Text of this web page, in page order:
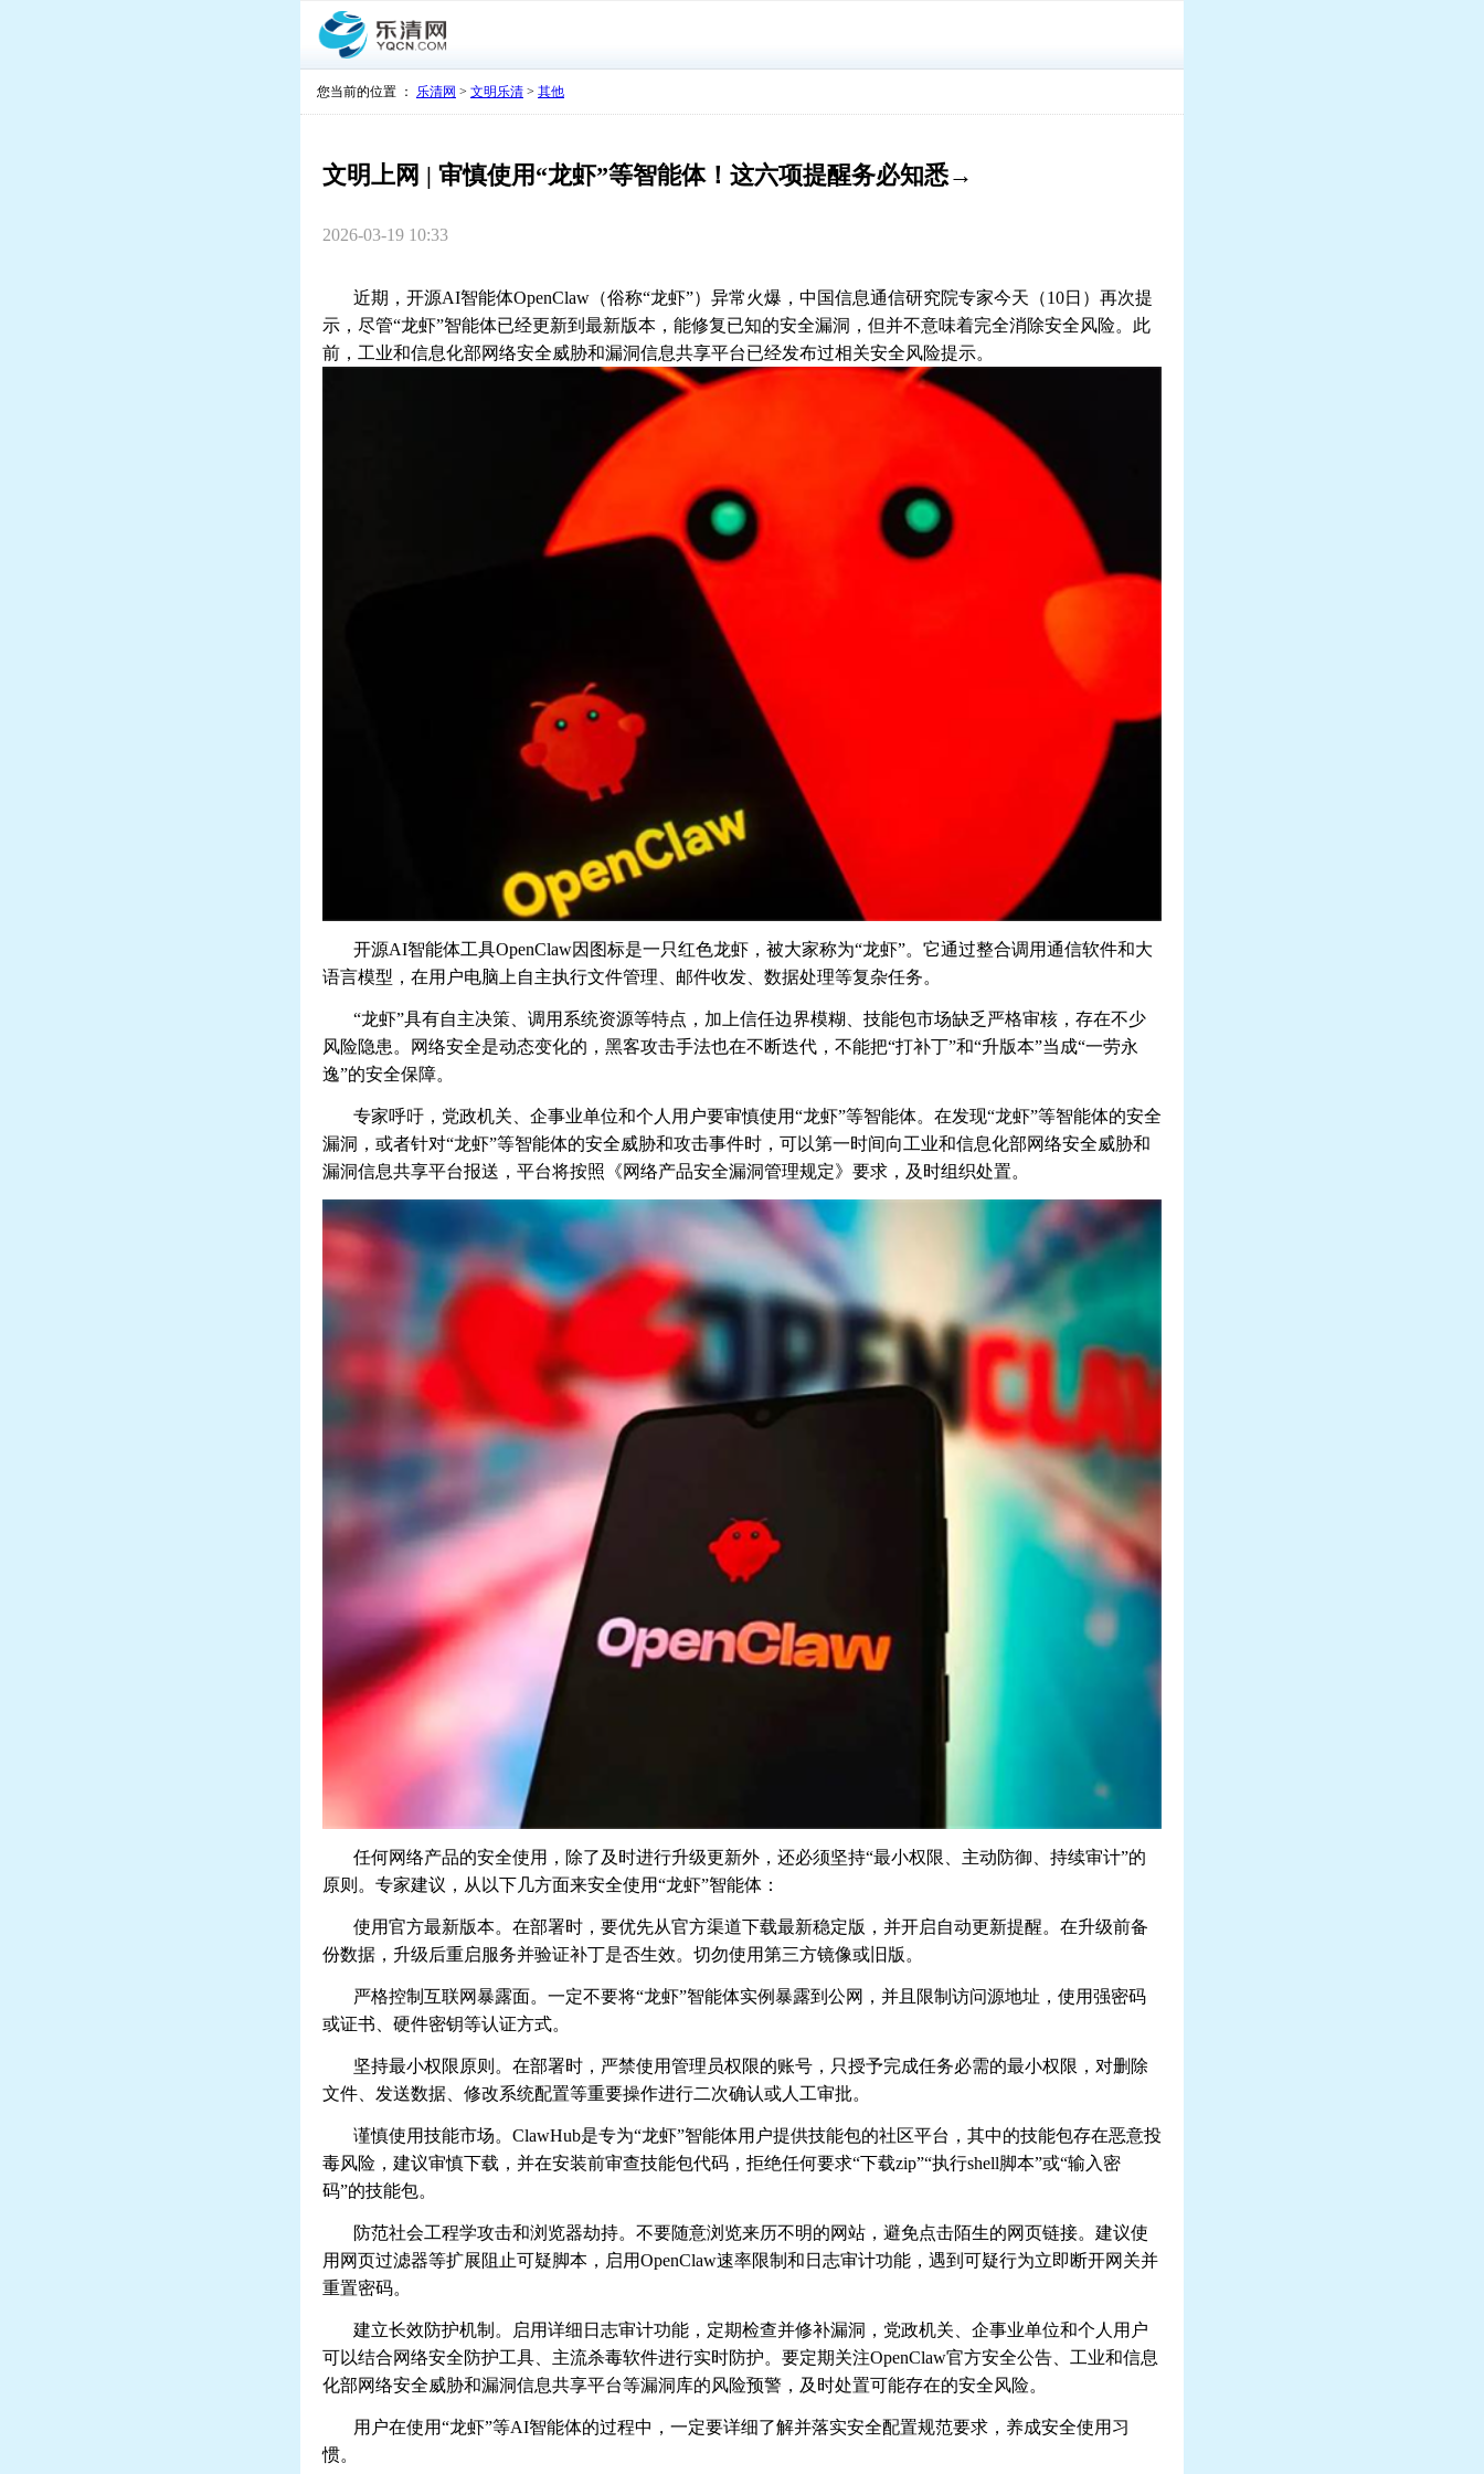
您当前的位置 ： 乐清网 > 文明乐清 > 其他
文明上网 | 审慎使用“龙虾”等智能体！这六项提醒务必知悉→
2026-03-19 10:33
近期，开源AI智能体OpenClaw （俗称“龙虾”）异常火爆，中国信息通信研究院专家今天（10日）再次提
示，尽管“龙虾”智能体已经更新到最新版本，能修复已知的安全漏洞，但并不意味着完全消除安全风险。此
前，工业和信息化部网络安全威胁和漏洞信息共享平台已经发布过相关安全风险提示。
开源AI智能体工具OpenClaw因图标是一只红色龙虾，被大家称为“龙虾”。它通过整合调用通信软件和大
语言模型，在用户电脑上自主执行文件管理、邮件收发、数据处理等复杂任务。
“龙虾”具有自主决策、调用系统资源等特点，加上信任边界模糊、技能包市场缺乏严格审核，存在不少
风险隐患。网络安全是动态变化的，黑客攻击手法也在不断迭代，不能把“打补丁”和“升版本”当成“一劳永
逸”的安全保障。
专家呼吁，党政机关、企事业单位和个人用户要审慎使用“龙虾”等智能体。在发现“龙虾”等智能体的安全
漏洞，或者针对“龙虾”等智能体的安全威胁和攻击事件时，可以第一时间向工业和信息化部网络安全威胁和
漏洞信息共享平台报送，平台将按照《网络产品安全漏洞管理规定》要求，及时组织处置。
任何网络产品的安全使用，除了及时进行升级更新外，还必须坚持“最小权限、主动防御、持续审计”的
原则。专家建议，从以下几方面来安全使用“龙虾”智能体：
使用官方最新版本。在部署时，要优先从官方渠道下载最新稳定版，并开启自动更新提醒。在升级前备
份数据，升级后重启服务并验证补丁是否生效。切勿使用第三方镜像或旧版。
严格控制互联网暴露面。一定不要将“龙虾”智能体实例暴露到公网，并且限制访问源地址，使用强密码
或证书、硬件密钥等认证方式。
坚持最小权限原则。在部署时，严禁使用管理员权限的账号，只授予完成任务必需的最小权限，对删除
文件、发送数据、修改系统配置等重要操作进行二次确认或人工审批。
谨慎使用技能市场。 ClawHub是专为“龙虾”智能体用户提供技能包的社区平台，其中的技能包存在恶意投
毒风险，建议审慎下载，并在安装前审查技能包代码，拒绝任何要求“下载zip”“执行shell脚本”或“输入密
码”的技能包。
防范社会工程学攻击和浏览器劫持。不要随意浏览来历不明的网站，避免点击陌生的网页链接。建议使
用网页过滤器等扩展阻止可疑脚本，启用OpenClaw速率限制和日志审计功能，遇到可疑行为立即断开网关并
重置密码。
建立长效防护机制。启用详细日志审计功能，定期检查并修补漏洞，党政机关、企事业单位和个人用户
可以结合网络安全防护工具、主流杀毒软件进行实时防护。要定期关注OpenClaw官方安全公告、工业和信息
化部网络安全威胁和漏洞信息共享平台等漏洞库的风险预警，及时处置可能存在的安全风险。
用户在使用“龙虾”等AI智能体的过程中，一定要详细了解并落实安全配置规范要求，养成安全使用习
惯。